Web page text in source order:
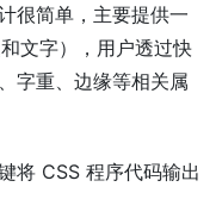
很简单，主要提供一
文字），用户透过快
字重、边缘等相关属
将 CSS 程序代码输出